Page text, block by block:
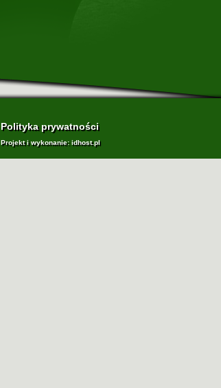
Polityka prywatności
Projekt i wykonanie:idhost.pl